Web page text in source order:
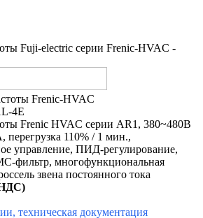
Fuji-electric серии Frenic-HVAC -
4E
Frenic HVAC серии AR1, 380~480B
перегрузка 110% / 1 мин.,
управление, ПИД-регулирование,
фильтр, многофункциональная
звена постоянного тока
НДС)